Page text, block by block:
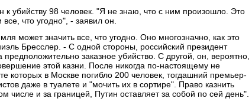
к убийству 98 человек. "Я не знаю, что с ним произошло. Это
что угодно", - заявил он.
может значить все, что угодно. Оно многозначно, как это
Бресслер. - С одной стороны, российский президент
предположительно заказное убийство. С другой, он, вероятно,
этой казни. После никогда по-настоящему не
которых в Москве погибло 200 человек, тогдашний премьер-
даже в туалете и "мочить их в сортире". Право казнить
числе и за границей, Путин оставляет за собой по сей день".